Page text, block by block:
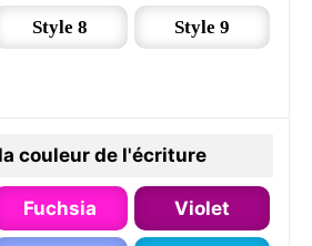
Style 8 Style 9
couleur de l'écriture
Fuchsia Violet